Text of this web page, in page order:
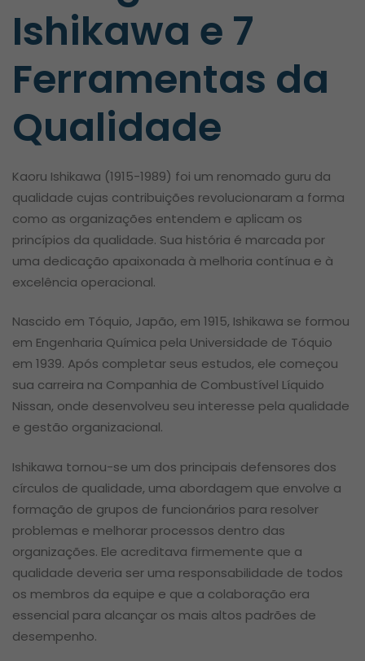
Ishikawa e 7
Ferramentas da
Qualidade
Kaoru Ishikawa (1915-1989) foi um renomado guru da
qualidade cujas contribuições revolucionaram a forma
como as organizações entendem e aplicam os
princípios da qualidade. Sua história é marcada por
uma dedicação apaixonada à melhoria contínua e à
excelência operacional.
Nascido em Tóquio, Japão, em 1915, Ishikawa se formou
em Engenharia Química pela Universidade de Tóquio
em 1939. Após completar seus estudos, ele começou
sua carreira na Companhia de Combustível Líquido
Nissan, onde desenvolveu seu interesse pela qualidade
e gestão organizacional.
Ishikawa tornou-se um dos principais defensores dos
círculos de qualidade, uma abordagem que envolve a
formação de grupos de funcionários para resolver
problemas e melhorar processos dentro das
organizações. Ele acreditava firmemente que a
qualidade deveria ser uma responsabilidade de todos
os membros da equipe e que a colaboração era
essencial para alcançar os mais altos padrões de
desempenho.